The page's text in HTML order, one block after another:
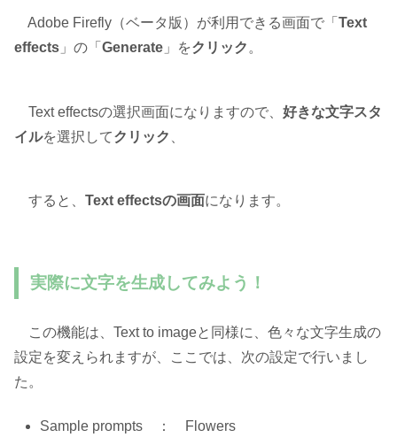
Adobe Firefly（ベータ版）が利用できる画面で「 Text
effects 」の「 Generate 」をクリック 。
Text effectsの選択画面になりますので、 好きな文字スタ
イルを選択してクリック
すると、 Text effectsの画面になります。
実際に文字を生成してみよう！
この機能は、Text to imageと同様に、色々な文字生成の
設定を変えられますが、ここでは、次の設定で行いまし
た。
Sample prompts ： Flowers